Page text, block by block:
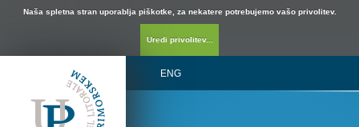
Naša spletna stran uporablja piškotke, za nekatere potrebujemo vašo privolitev.
Uredi privolitev...
ENG